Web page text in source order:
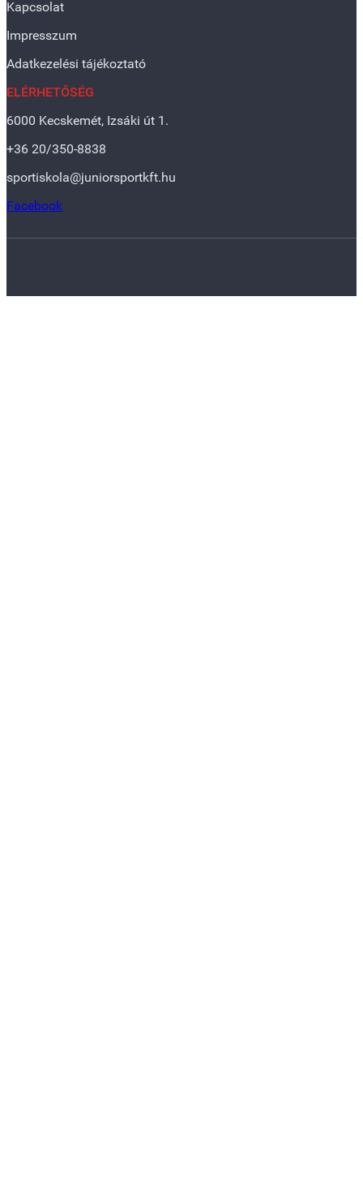
Kapcsolat
Impresszum
Adatkezelési tájékoztató
ELÉRHETŐSÉG
6000 Kecskemét, Izsáki út 1.
+36 20/350-8838
sportiskola@juniorsportkft.hu
Facebook